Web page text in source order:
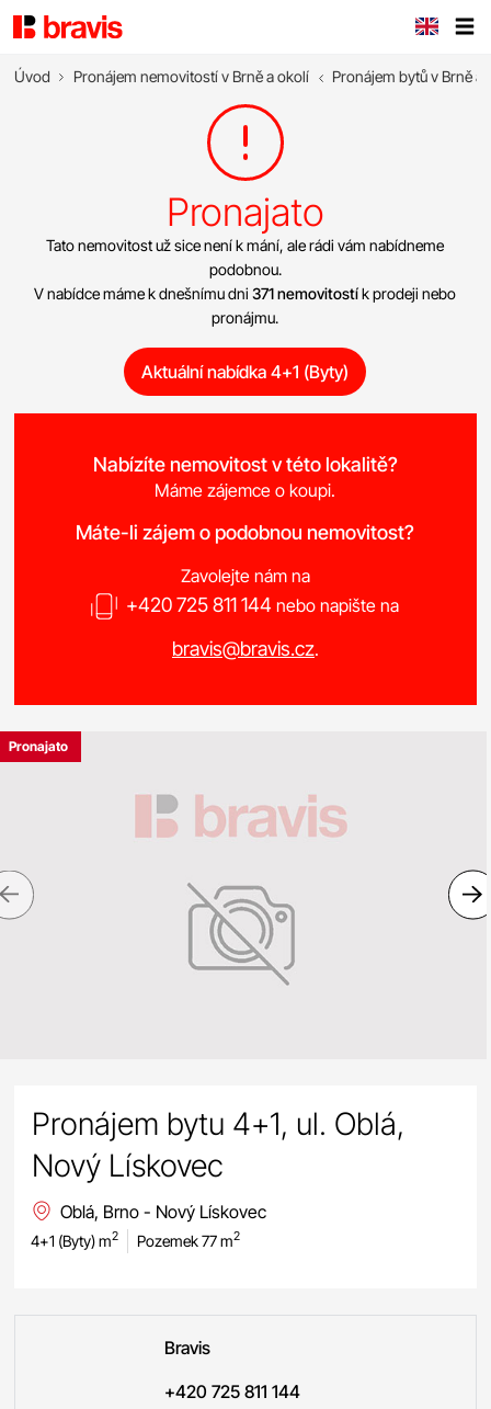
Úvod Pronájem nemovitostí v Brně a okolí Pronájem bytů v Brně a
Pronajato
Tato nemovitost už sice není k mání, ale rádi vám nabídneme
podobnou.
V nabídce máme k dnešnímu dni371 nemovitostík prodeji nebo
pronájmu.
Aktuální nabídka 4+1 (Byty)
Nabízíte nemovitost v této lokalitě?
Máme zájemce o koupi.
Máte-li zájem o podobnou nemovitost?
Zavolejte nám na
+420 725 811 144 nebo napište na
bravis@bravis.cz.
Pronajato
Pronájem bytu 4+1, ul. Oblá,
Nový Lískovec
Oblá, Brno - Nový Lískovec
4+1 (Byty) m2 Pozemek 77 m2
Bravis
+420 725 811 144